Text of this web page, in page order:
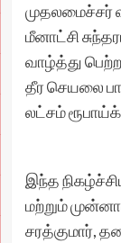
முதலமைச்சர்
மீனாட்சி
வாழ்த்து
தீர செயலை
லட்சம்
இந்த
மற்றும்
சரத்குமார்,